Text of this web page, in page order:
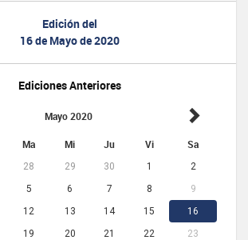
Edición del
16 de Mayo de 2020
Ediciones Anteriores
Mayo 2020
Ma Mi Ju Vi Sa
28 29 30 1
2
5 6 7 8
9
12 13 14 15
16
19 20 21 22
23